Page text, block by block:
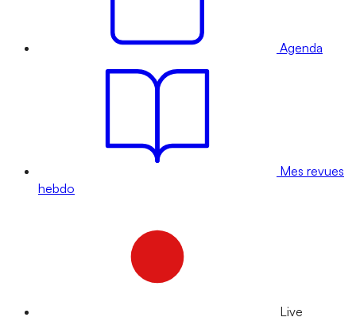
Agenda
Mes revues
hebdo
Live